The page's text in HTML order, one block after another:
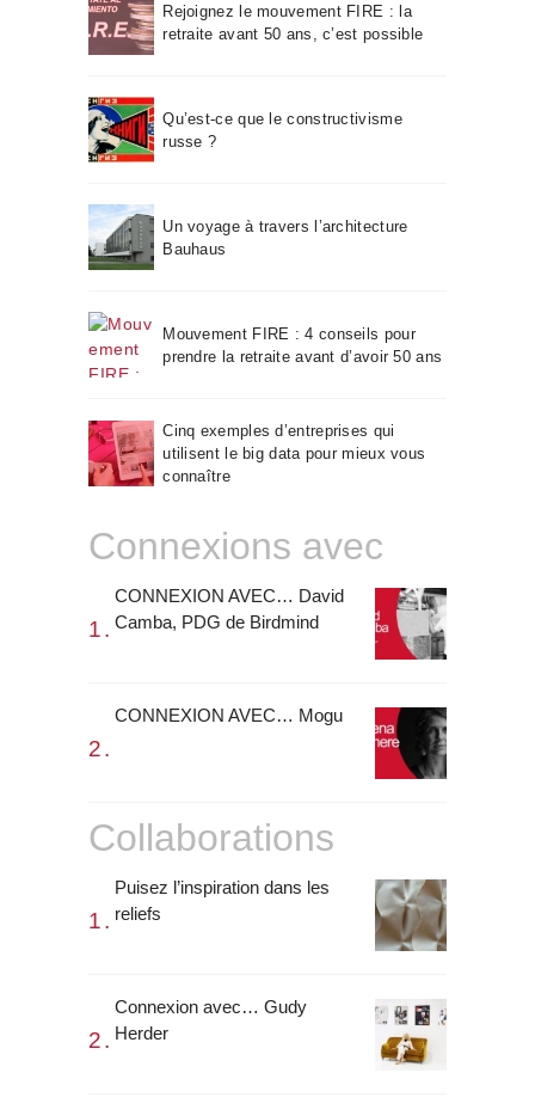
Rejoignez le mouvement FIRE : la
retraite avant 50 ans, c’est possible
Qu’est-ce que le constructivisme
russe ?
Un voyage à travers l’architecture
Bauhaus
Mouvement FIRE : 4 conseils pour
prendre la retraite avant d’avoir 50 ans
Cinq exemples d’entreprises qui
utilisent le big data pour mieux vous
connaître
Connexions avec
CONNEXION AVEC… David
Camba, PDG de Birdmind
CONNEXION AVEC… Mogu
Collaborations
Puisez l’inspiration dans les
reliefs
Connexion avec… Gudy
Herder